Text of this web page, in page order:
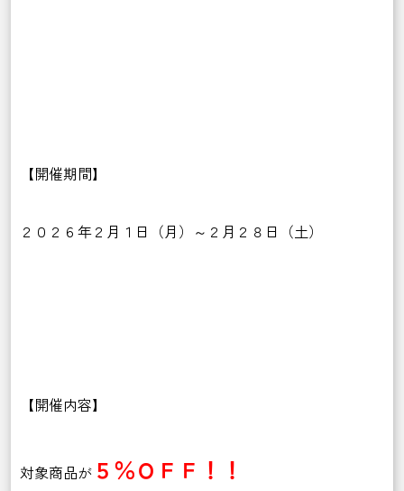
【開催期間】
２０２６年２月１日（月）～２月２８日（土）
【開催内容】
対象商品が ５％ＯＦＦ！！